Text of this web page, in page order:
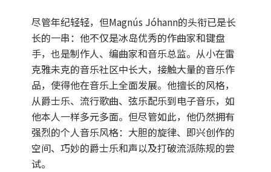
尽管年纪轻轻，但Magnús Jóhann的头衔已是长
长的一串：他不仅是冰岛优秀的作曲家和键盘
手，也是制作人、编曲家和音乐总监。从小在雷
克雅未克的音乐社区中长大，接触大量的音乐作
品，使得他在音乐上全面发展。他擅长的风格，
从爵士乐、流行歌曲、弦乐配乐到电子音乐，如
他本人一样多元多面。但尽管如此，他仍然拥有
强烈的个人音乐风格：大胆的旋律、即兴创作的
空间、巧妙的爵士乐和声以及打破流派陈规的尝
试。